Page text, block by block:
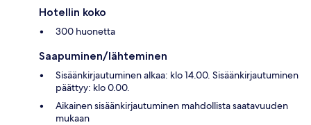
Hotellin koko
300 huonetta
Saapuminen/lähteminen
Sisäänkirjautuminen alkaa: klo 14.00. Sisäänkirjautuminen
päättyy: klo 0.00.
Aikainen sisäänkirjautuminen mahdollista saatavuuden
mukaan